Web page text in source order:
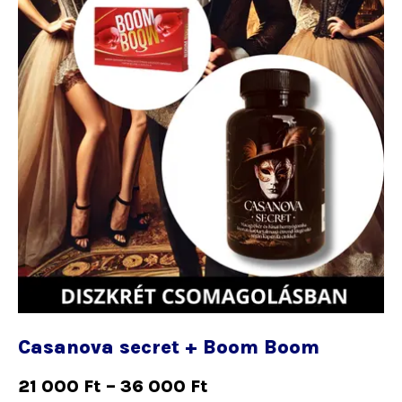
Casanova secret + Boom Boom
21 000 Ft – 36 000 Ft
termékoldalon
választhatók
ki